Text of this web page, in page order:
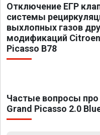
Отключение ЕГР
системы
выхлопных газов
модификаций
Picasso B78
Частые вопросы
Grand Picasso 2.0